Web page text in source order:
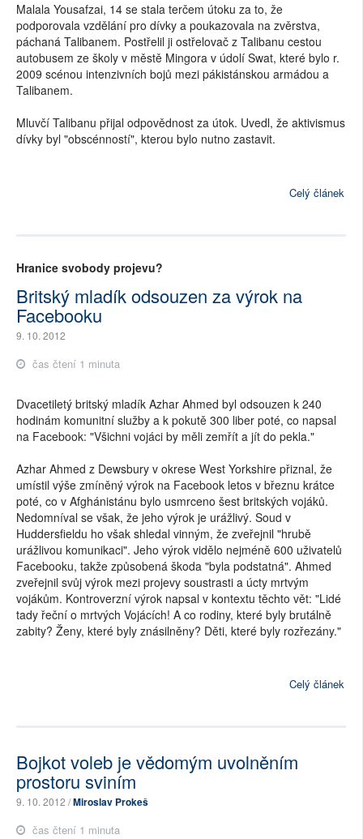
Malala Yousafzai, 14 se stala terčem útoku za to, že
podporovala vzdělání pro dívky a poukazovala na zvěrstva,
páchaná Talibanem. Postřelil ji ostřelovač z Talibanu cestou
autobusem ze školy v městě Mingora v údolí Swat, které bylo r.
2009 scénou intenzivních bojů mezi pákistánskou armádou a
Talibanem.
Mluvčí Talibanu přijal odpovědnost za útok. Uvedl, že aktivismus
dívky byl "obscénností", kterou bylo nutno zastavit.
Celý článek
Hranice svobody projevu?
Britský mladík odsouzen za výrok na
Facebooku
9. 10. 2012
čas čtení 1 minuta
Dvacetiletý britský mladík Azhar Ahmed byl odsouzen k 240
hodinám komunitní služby a k pokutě 300 liber poté, co napsal
na Facebook: "Všichni vojáci by měli zemřít a jít do pekla."
Azhar Ahmed z Dewsbury v okrese West Yorkshire přiznal, že
umístil výše zmíněný výrok na Facebook letos v březnu krátce
poté, co v Afghánistánu bylo usmrceno šest britských vojáků.
Nedomníval se však, že jeho výrok je urážlivý. Soud v
Huddersfieldu ho však shledal vinným, že zveřejnil "hrubě
urážlivou komunikaci". Jeho výrok vidělo nejméně 600 uživatelů
Facebooku, takže způsobená škoda "byla podstatná". Ahmed
zveřejnil svůj výrok mezi projevy soustrasti a úcty mrtvým
vojákům. Kontroverzní výrok napsal v kontextu těchto vět: "Lidé
tady řeční o mrtvých Vojácích! A co rodiny, které byly brutálně
zabity? Ženy, které byly znásilněny? Děti, které byly rozřezány."
Celý článek
Bojkot voleb je vědomým uvolněním
prostoru sviním
9. 10. 2012 /Miroslav Prokeš
čas čtení 1 minuta